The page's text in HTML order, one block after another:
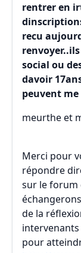
rentrer en
recu
social ou
davoir
peuvent
meurthe et
Merci pour
répondre
sur le forum
de la
intervenants
pour